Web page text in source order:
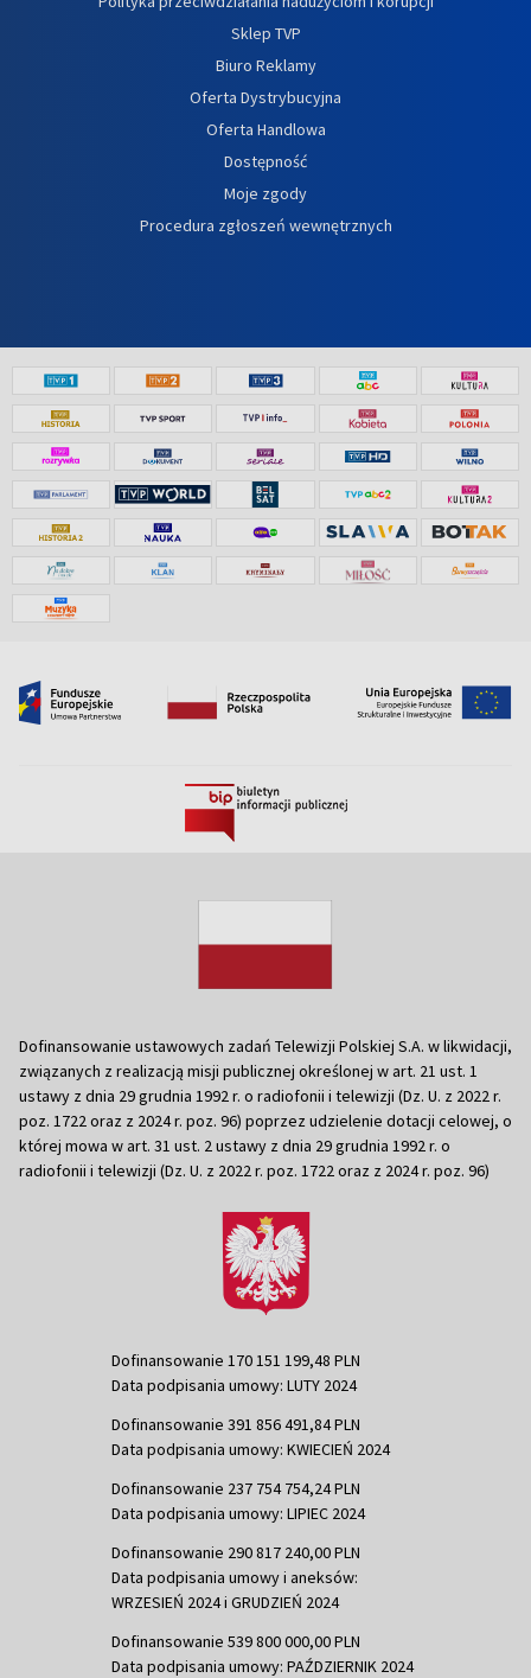
Sklep TVP
Biuro Reklamy
Oferta Dystrybucyjna
Oferta Handlowa
Dostępność
Moje zgody
Procedura zgłoszeń wewnętrznych
Dofinansowanie ustawowych zadań Telewizji Polskiej S.A. w likwidacji,
związanych z realizacją misji publicznej określonej w art. 21 ust. 1
ustawy z dnia 29 grudnia 1992 r. o radiofonii i telewizji (Dz. U. z 2022 r.
poz. 1722 oraz z 2024 r. poz. 96) poprzez udzielenie dotacji celowej, o
której mowa w art. 31 ust. 2 ustawy z dnia 29 grudnia 1992 r. o
radiofonii i telewizji (Dz. U. z 2022 r. poz. 1722 oraz z 2024 r. poz. 96)
Dofinansowanie 170 151 199,48 PLN
Data podpisania umowy: LUTY 2024
Dofinansowanie 391 856 491,84 PLN
Data podpisania umowy: KWIECIEŃ 2024
Dofinansowanie 237 754 754,24 PLN
Data podpisania umowy: LIPIEC 2024
Dofinansowanie 290 817 240,00 PLN
Data podpisania umowy i aneksów:
WRZESIEŃ 2024 i GRUDZIEŃ 2024
Dofinansowanie 539 800 000,00 PLN
Data podpisania umowy: PAŹDZIERNIK 2024